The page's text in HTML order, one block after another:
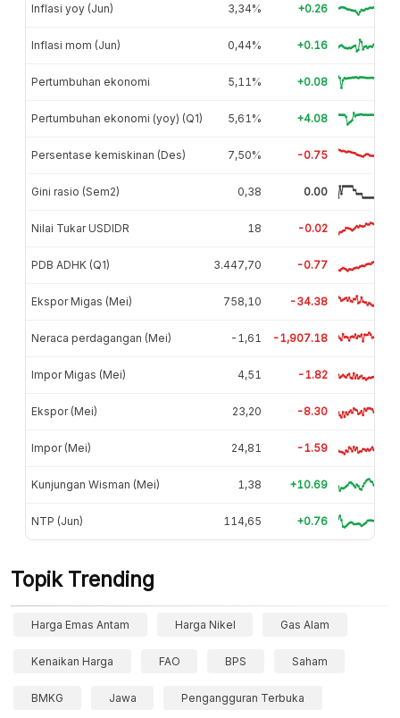
Inflasi yoy (Jun) 3,34% +0.26
Inflasi mom (Jun) 0,44% +0.16
Pertumbuhan ekonomi 5,11% +0.08
Pertumbuhan ekonomi (yoy) (Q1) 5,61% +4.08
Persentase kemiskinan (Des) 7,50% -0.75
Gini rasio (Sem2) 0,38 0.00
Nilai Tukar USDIDR 18 -0.02
PDB ADHK (Q1) 3.447,70 -0.77
Ekspor Migas (Mei) 758,10 -34.38
Neraca perdagangan (Mei) -1,61 -1,907.18
Impor Migas (Mei) 4,51 -1.82
Ekspor (Mei) 23,20 -8.30
Impor (Mei) 24,81 -1.59
Kunjungan Wisman (Mei) 1,38 +10.69
NTP (Jun) 114,65 +0.76
Topik Trending
Harga Emas Antam Harga Nikel Gas Alam
Kenaikan Harga FAO BPS Saham
BMKG Jawa Pengangguran Terbuka